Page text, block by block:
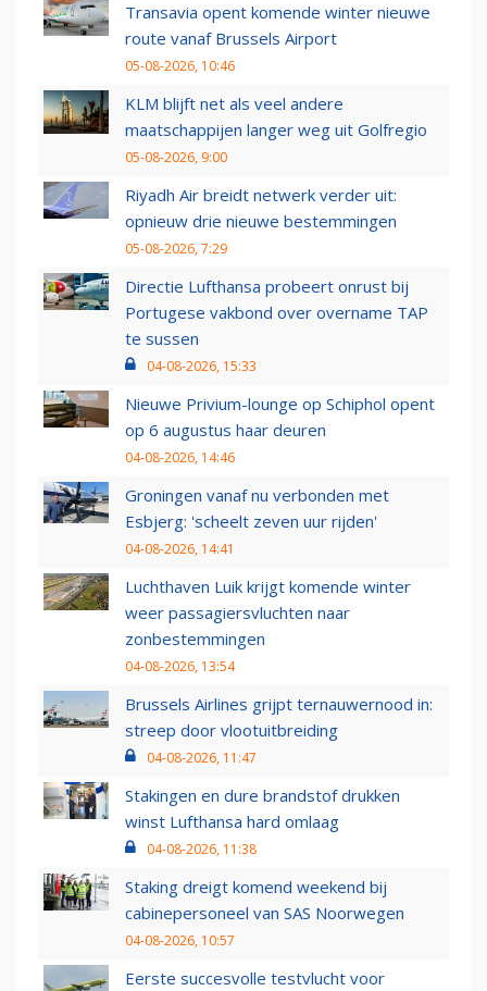
Transavia opent komende winter nieuwe
route vanaf Brussels Airport
05-08-2026, 10:46
KLM blijft net als veel andere
maatschappijen langer weg uit Golfregio
05-08-2026, 9:00
Riyadh Air breidt netwerk verder uit:
opnieuw drie nieuwe bestemmingen
05-08-2026, 7:29
Directie Lufthansa probeert onrust bij
Portugese vakbond over overname TAP
te sussen
04-08-2026, 15:33
Nieuwe Privium-lounge op Schiphol opent
op 6 augustus haar deuren
04-08-2026, 14:46
Groningen vanaf nu verbonden met
Esbjerg: 'scheelt zeven uur rijden'
04-08-2026, 14:41
Luchthaven Luik krijgt komende winter
weer passagiersvluchten naar
zonbestemmingen
04-08-2026, 13:54
Brussels Airlines grijpt ternauwernood in:
streep door vlootuitbreiding
04-08-2026, 11:47
Stakingen en dure brandstof drukken
winst Lufthansa hard omlaag
04-08-2026, 11:38
Staking dreigt komend weekend bij
cabinepersoneel van SAS Noorwegen
04-08-2026, 10:57
Eerste succesvolle testvlucht voor